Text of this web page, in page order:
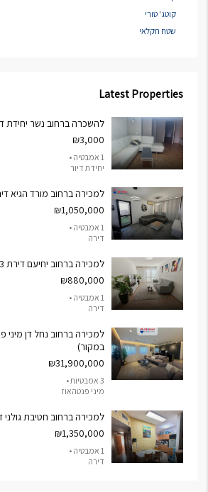
קוטג' טורי
שטח חקלאי
Latest Properties
להשכרה ברחוב נשר יחידת דיור 2
₪3,000
1 אמבטיה •
יחידת דיור
למכירה ברחוב מורד הגיא דירת 3.5
₪1,050,000
1 אמבטיה •
דירה
למכירה ברחוב יחיעם דירת 3 חדרים
₪880,000
1 אמבטיה •
דירה
במקור)
₪31,900,000
3 אמבטיות •
מיני פנטהאוז
למכירה ברחוב חטיבת גולני דירת 3.5
₪1,350,000
1 אמבטיה •
דירה